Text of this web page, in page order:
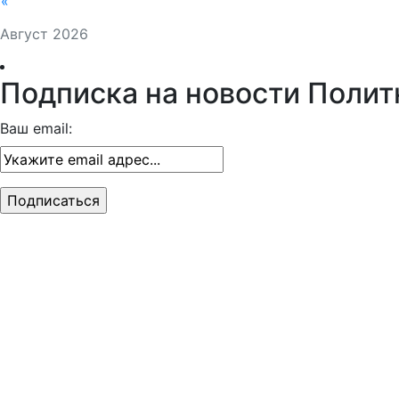
Август 2026
Подписка на новости
Ваш email: